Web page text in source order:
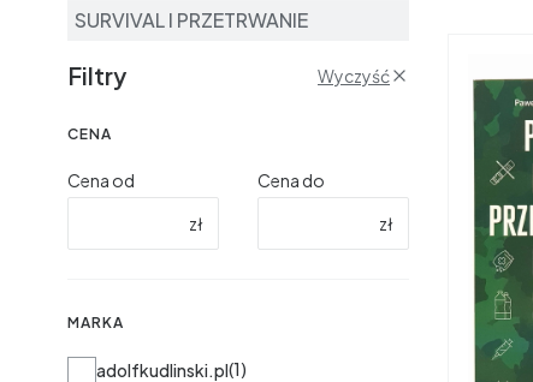
SURVIVAL I PRZETRWANIE
Filtry Wyczyść
CENA
Cena od
zł
Cena do
zł
MARKA
Marka
adolfkudlinski.pl 1